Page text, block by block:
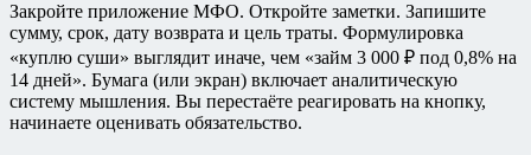
Закройте приложение МФО. Откройте заметки. Запишите
сумму, срок, дату возврата и цель траты. Формулировка
«куплю суши» выглядит иначе, чем «займ 3 000 ₽ под 0,8% на
14 дней». Бумага (или экран) включает аналитическую
систему мышления. Вы перестаёте реагировать на кнопку,
начинаете оценивать обязательство.